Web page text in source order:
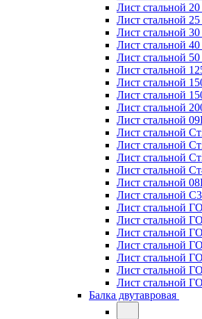
Лист стальной
Лист стальной
Лист стальной
Лист стальной
Лист стальной
Лист стальной
Лист стальной
Лист стальной
Лист стальной
Лист стальной
Лист стальной
Лист стальной
Лист стальной
Лист стальной
Лист стальной
Лист стальной
Лист стальной
Лист стальной
Лист стальной
Лист стальной
Лист стальной
Лист стальной
Лист стальной
Балка двутавровая